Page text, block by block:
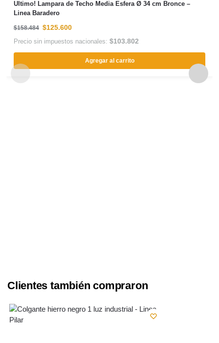
Ultimo! Lampara de Techo Media Esfera Ø 34 cm Bronce –
Linea Baradero
$158.484 $125.600
Precio sin impuestos nacionales: $103.802
Agregar al carrito
Clientes también compraron